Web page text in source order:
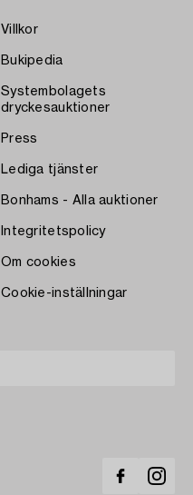
Villkor
Bukipedia
Systembolagets
dryckesauktioner
Press
Lediga tjänster
Bonhams - Alla auktioner
Integritetspolicy
Om cookies
Cookie-inställningar